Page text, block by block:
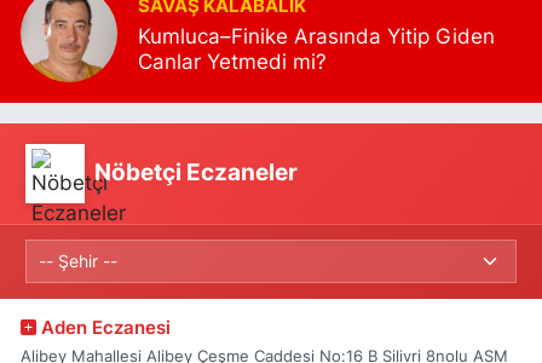
SAVAŞ KALABALIK
Kumluca–Finike Arasında Yitip Giden
Canlar Yetmedi mi?
Nöbetçi Eczaneler
Aden Eczanesi
Alibey Mahallesi Alibey Çeşme Caddesi No:16 B Silivri 8nolu ASM